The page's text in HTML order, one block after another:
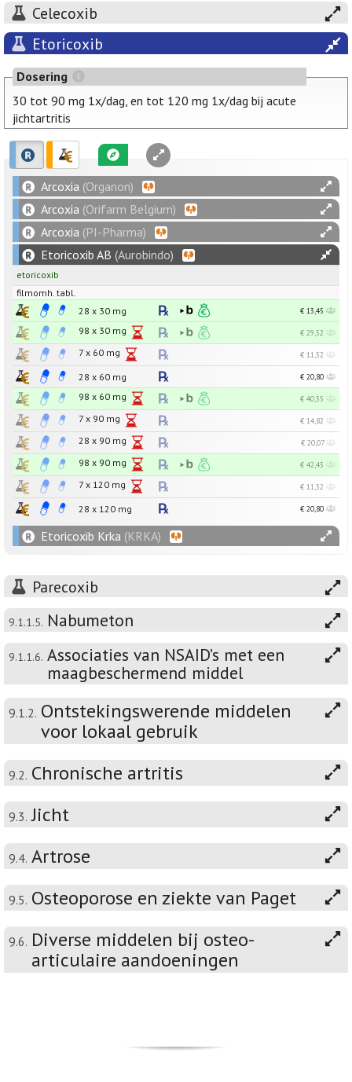
Celecoxib
Etoricoxib
Dosering
30 tot 90 mg 1x/dag, en tot 120 mg 1x/dag bij acute
jichtartritis
Arcoxia (Organon)
Arcoxia (Orifarm Belgium)
Arcoxia (PI-Pharma)
Etoricoxib AB (Aurobindo)
etoricoxib
filmomh. tabl.
28 x 30 mg € 13,45
98 x 30 mg € 29,52
7 x 60 mg € 11,52
28 x 60 mg € 20,80
98 x 60 mg € 40,55
7 x 90 mg € 14,82
28 x 90 mg € 20,07
98 x 90 mg € 42,43
7 x 120 mg € 11,52
28 x 120 mg € 20,80
Etoricoxib Krka (KRKA)
Parecoxib
9.1.1.5. Nabumeton
9.1.1.6. Associaties van NSAID’s met een
maagbeschermend middel
9.1.2. Ontstekingswerende middelen
voor lokaal gebruik
9.2. Chronische artritis
9.3. Jicht
9.4. Artrose
9.5. Osteoporose en ziekte van Paget
9.6. Diverse middelen bij osteo-
articulaire aandoeningen